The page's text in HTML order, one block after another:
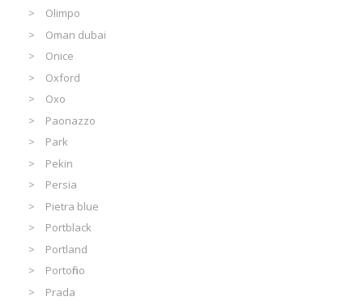
Olimpo
Oman dubai
Onice
Oxford
Oxo
Paonazzo
Park
Pekin
Persia
Pietra blue
Portblack
Portland
Portofino
Prada